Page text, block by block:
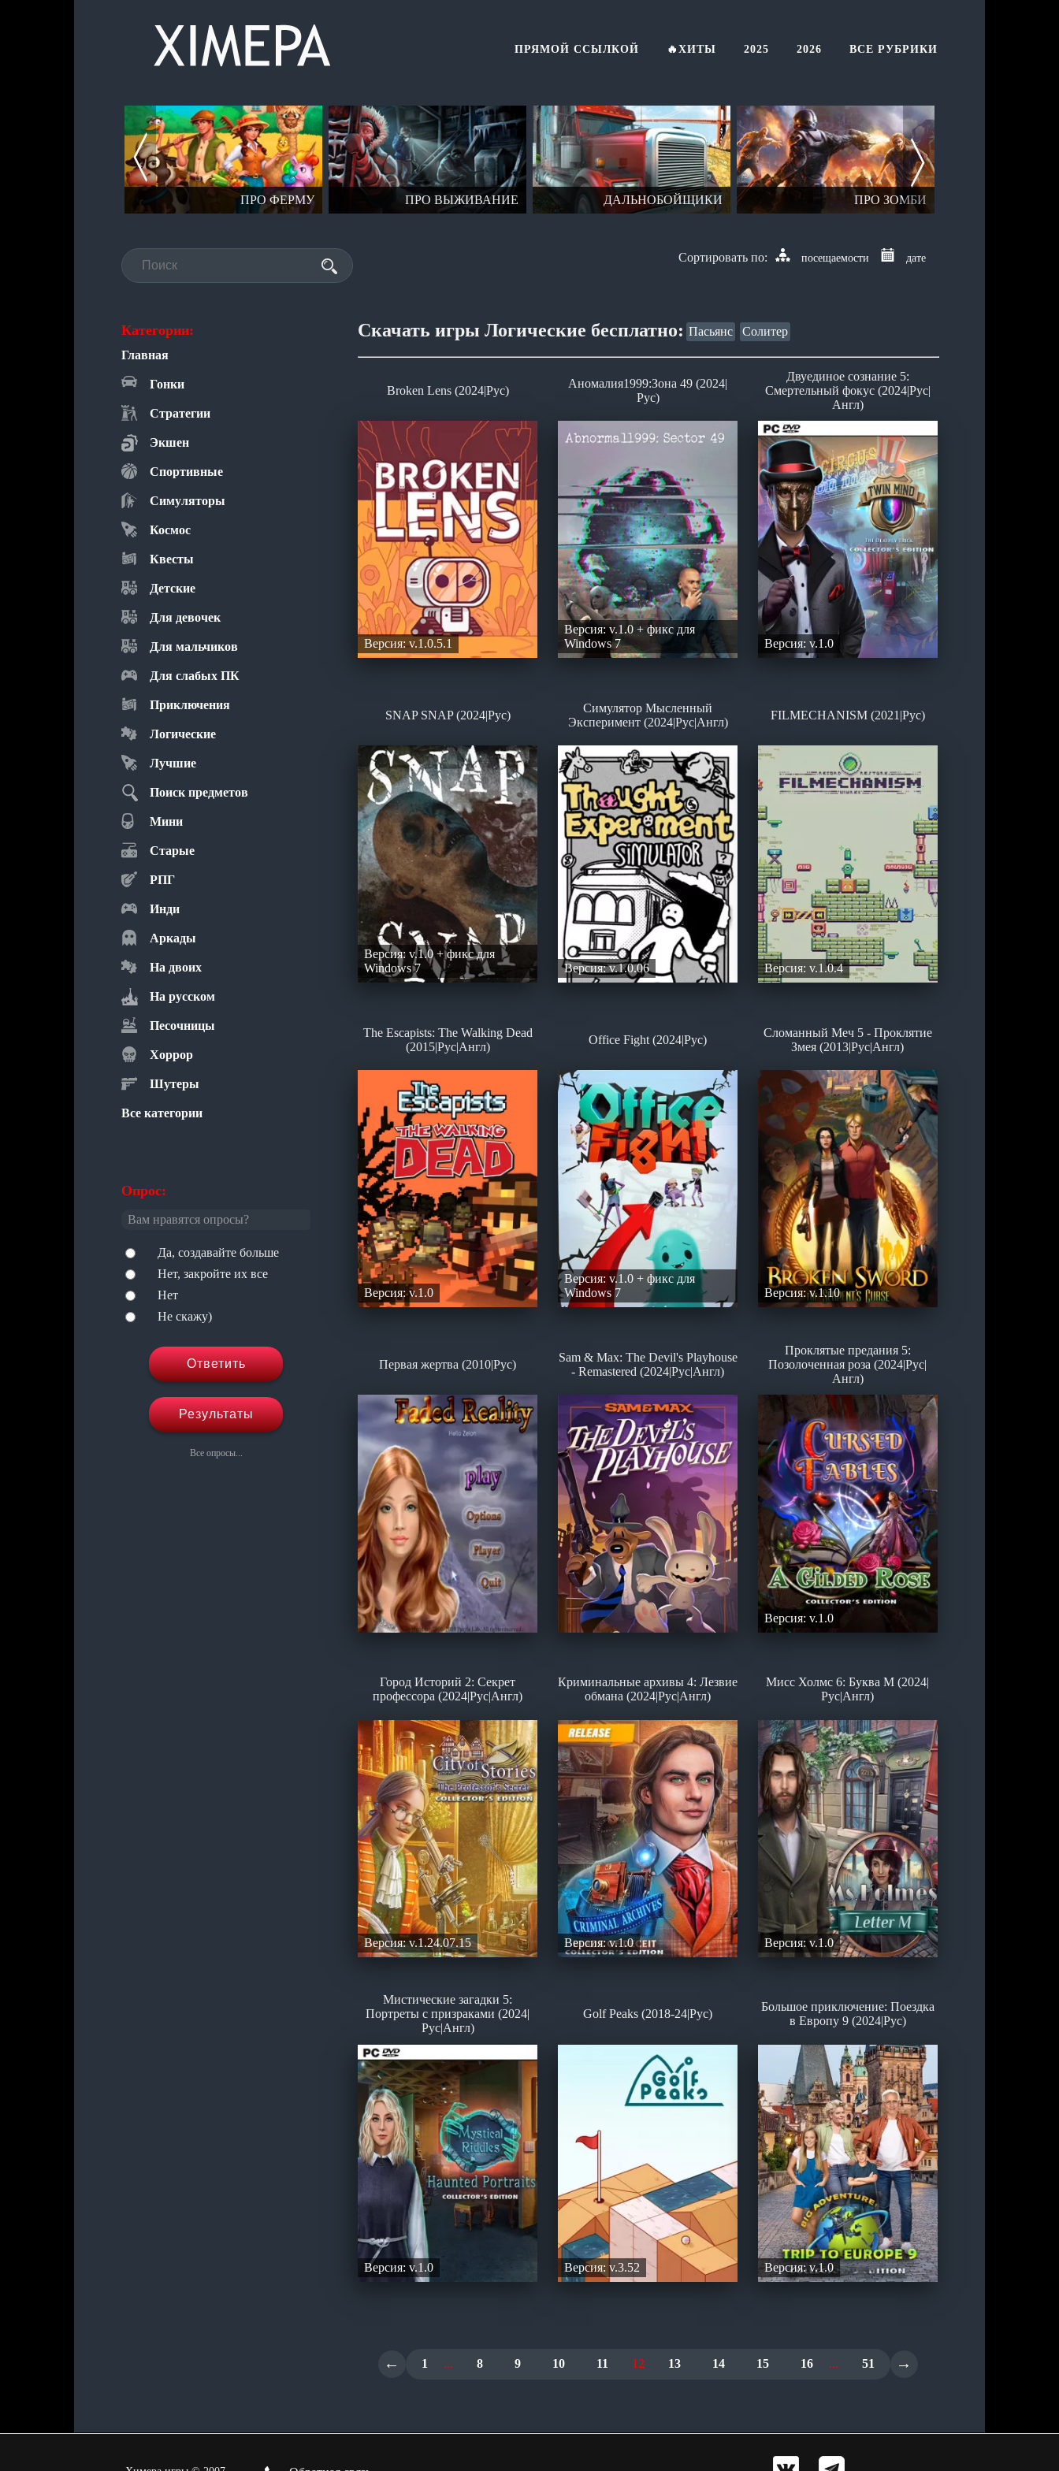
ПРО ФЕРМУ ПРО ВЫЖИВАНИЕ ДАЛЬНОБОЙЩИКИ ПРО ЗОМБИ
дате
посещаемости
Категории:
ПРЯМОЙ ССЫЛКОЙ 🔥ХИТЫ 2025 2026 ВСЕ РУБРИКИ
Главная
Гонки
Стратегии
Экшен
Спортивные
Симуляторы
Космос
Квесты
Детские
Для девочек
Для мальчиков
Для слабых ПК
Приключения
Логические
Лучшие
Поиск предметов
Мини
Старые
РПГ
Инди
Аркады
На двоих
На русском
Песочницы
Хоррор
Шутеры
Все категории
Опрос:
Вам нравятся опросы?
Да, создавайте больше
Нет, закройте их все
Нет
Не скажу)
Ответить
Результаты
Все опросы...
Скачать игры Логические бесплатно: Пасьянс Солитер
Broken Lens (2024|Рус)
Версия: v.1.0.5.1
Аномалия1999:Зона 49 (2024|
Рус)
Версия: v.1.0 + фикс для
Windows 7
Двуединое сознание 5:
Смертельный фокус (2024|Рус|
Англ)
Версия: v.1.0
SNAP SNAP (2024|Рус)
Версия: v.1.0 + фикс для
Windows 7
Симулятор Мысленный
Эксперимент (2024|Рус|Англ)
Версия: v.1.0.06
FILMECHANISM (2021|Рус)
Версия: v.1.0.4
The Escapists: The Walking Dead
(2015|Рус|Англ)
Версия: v.1.0
Office Fight (2024|Рус)
Версия: v.1.0 + фикс для
Windows 7
Сломанный Меч 5 - Проклятие
Змея (2013|Рус|Англ)
Версия: v.1.10
Первая жертва (2010|Рус)
Sam & Max: The Devil's Playhouse
- Remastered (2024|Рус|Англ)
Проклятые предания 5:
Позолоченная роза (2024|Рус|
Англ)
Версия: v.1.0
Город Историй 2: Секрет
профессора (2024|Рус|Англ)
Версия: v.1.24.07.15
Криминальные архивы 4: Лезвие
обмана (2024|Рус|Англ)
Версия: v.1.0
Мисс Холмс 6: Буква М (2024|
Рус|Англ)
Версия: v.1.0
Мистические загадки 5:
Портреты с призраками (2024|
Рус|Англ)
Версия: v.1.0
Golf Peaks (2018-24|Рус)
Версия: v.3.52
Большое приключение: Поездка
в Европу 9 (2024|Рус)
Версия: v.1.0
← 1 ... 8 9 10 11 12 13 14 15 16 ... 51 →